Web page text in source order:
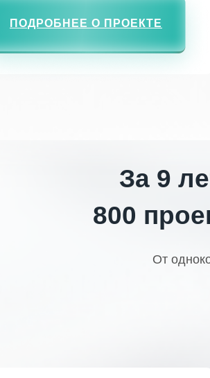
ПОДРОБНЕЕ О ПРОЕКТЕ
За 9
800
От